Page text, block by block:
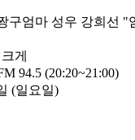
구엄마 성우 강희선 "
크게
94.5 (20:20~21:00)
(일요일)